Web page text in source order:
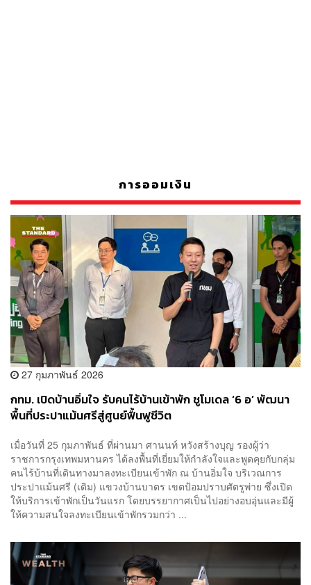
การออมเงิน
27 กุมภาพันธ์ 2026
กทม. เปิดบ้านอิ่มใจ รับคนไร้บ้านเข้าพัก ชูโมเดล ‘6 อ’ พัฒนา
พื้นที่ประปาแม้นศรีสู่ศูนย์ฟื้นฟูชีวิต
เมื่อวันที่ 25 กุมภาพันธ์ ที่ผ่านมา ศานนท์ หวังสร้างบุญ รองผู้ว่า
ราชการกรุงเทพมหานคร ได้ลงพื้นที่เยี่ยมให้กำลังใจและพูดคุยกับกลุ่ม
คนไร้บ้านที่เดินทางมาลงทะเบียนเข้าพัก ณ บ้านอิ่มใจ บริเวณการ
ประปาแม้นศรี (เดิม) แขวงบ้านบาตร เขตป้อมปราบศัตรูพ่าย ซึ่งเปิด
ให้บริการเข้าพักเป็นวันแรก โดยบรรยากาศเป็นไปอย่างอบอุ่นและมีผู้
ให้ความสนใจลงทะเบียนเข้าพักรวมกว่า ...